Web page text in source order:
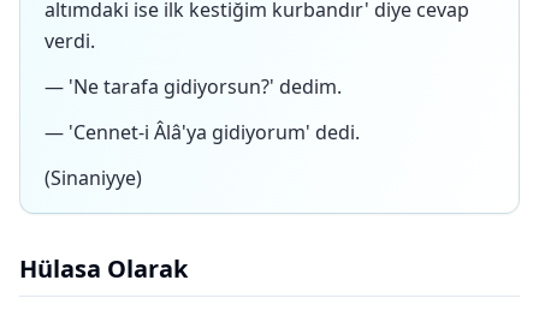
altımdaki ise ilk kestiğim kurbandır' diye cevap
verdi.
— 'Ne tarafa gidiyorsun?' dedim.
— 'Cennet-i Âlâ'ya gidiyorum' dedi.
(Sinaniyye)
Hülasa Olarak